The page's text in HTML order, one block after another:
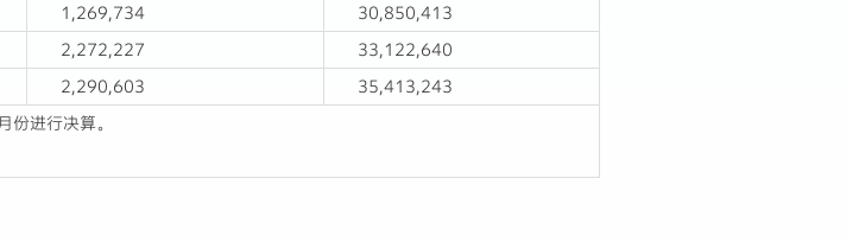
1,269,734
30,850,413
2,272,227
33,122,640
2,290,603
35,413,243
进行决算。